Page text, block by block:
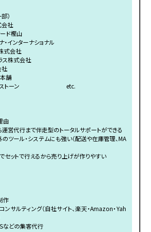
）
会社
ド樫山
・インターナショナル
式会社
ス株式会社
社
舗
ックストーン etc.
由
運営代行まで伴走型のトータルサポートができる
のツール・システムにも強い（配送や在庫管理、MA
でセットで行えるから売り上げが作りやすい
作
サルティング（自社サイト、楽天・Amazon・Yah
などの集客代行